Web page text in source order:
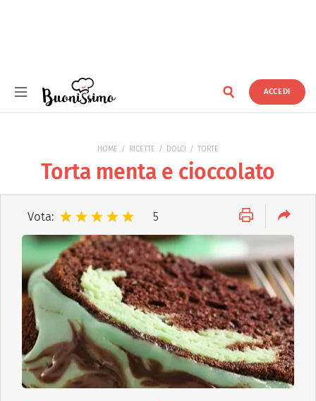
ACCEDI
HOME RICETTE DOLCI TORTE
Torta menta e cioccolato
Vota: 5